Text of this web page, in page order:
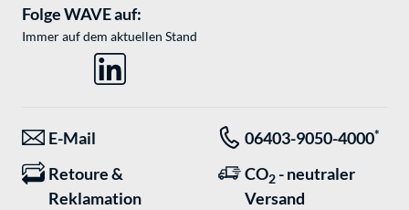
Folge WAVE auf:
Immer auf dem aktuellen Stand
E-Mail 06403-9050-4000*
Retoure &
Reklamation
CO2 - neutraler
Versand